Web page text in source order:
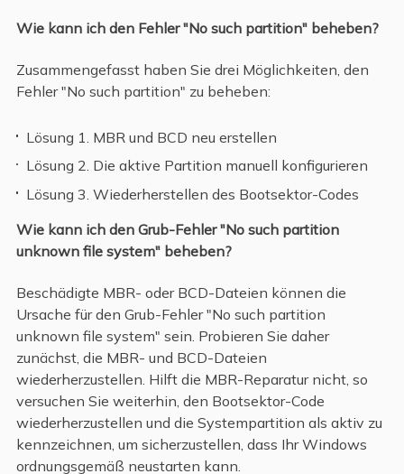
Wie kann ich den Fehler "No such partition" beheben?
Zusammengefasst haben Sie drei Möglichkeiten, den
Fehler "No such partition" zu beheben:
Lösung 1. MBR und BCD neu erstellen
Lösung 2. Die aktive Partition manuell konfigurieren
Lösung 3. Wiederherstellen des Bootsektor-Codes
Wie kann ich den Grub-Fehler "No such partition
unknown file system" beheben?
Beschädigte MBR- oder BCD-Dateien können die
Ursache für den Grub-Fehler "No such partition
unknown file system" sein. Probieren Sie daher
zunächst, die MBR- und BCD-Dateien
wiederherzustellen. Hilft die MBR-Reparatur nicht, so
versuchen Sie weiterhin, den Bootsektor-Code
wiederherzustellen und die Systempartition als aktiv zu
kennzeichnen, um sicherzustellen, dass Ihr Windows
ordnungsgemäß neustarten kann.